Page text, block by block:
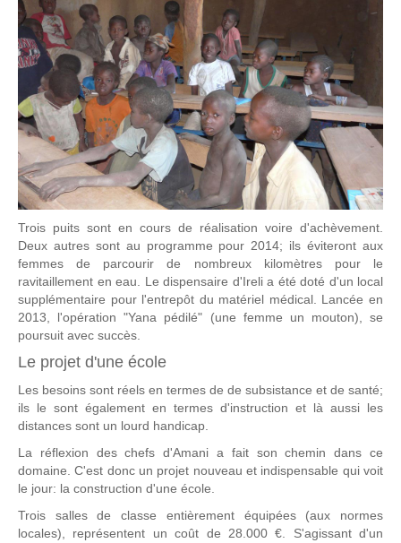
Trois puits sont en cours de réalisation voire d'achèvement.
Deux autres sont au programme pour 2014; ils éviteront aux
femmes de parcourir de nombreux kilomètres pour le
ravitaillement en eau. Le dispensaire d'Ireli a été doté d'un local
supplémentaire pour l'entrepôt du matériel médical. Lancée en
2013, l'opération "Yana pédilé" (une femme un mouton), se
poursuit avec succès.
Le projet d'une école
Les besoins sont réels en termes de de subsistance et de santé;
ils le sont également en termes d'instruction et là aussi les
distances sont un lourd handicap.
La réflexion des chefs d'Amani a fait son chemin dans ce
domaine. C'est donc un projet nouveau et indispensable qui voit
le jour: la construction d'une école.
Trois salles de classe entièrement équipées (aux normes
locales), représentent un coût de 28.000 €. S'agissant d'un